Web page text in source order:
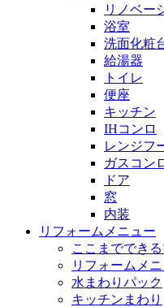
リノベー
浴室
洗面化粧
給湯器
トイレ
便座
キッチン
IHコンロ
レンジフ
ガスコン
ドア
窓
内装
リフォームメニュー
ここまででき
リフォームメ
水まわりパック
キッチンまわり